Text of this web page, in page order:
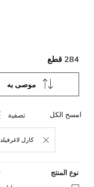
284 قطع
موصى به
تصفية
كارل لاغرفيلد
امسح الكل
نوع المنتج